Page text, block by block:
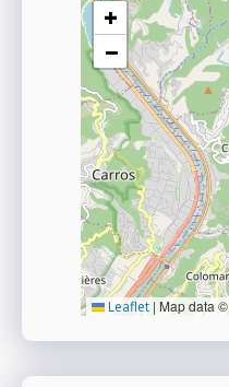
+
−
Leaflet | Map data ©